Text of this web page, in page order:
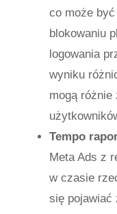
co może
blokowaniu
logowania
wyniku
mogą
Tempo
Meta Ads z
w czasie
się pojawiać